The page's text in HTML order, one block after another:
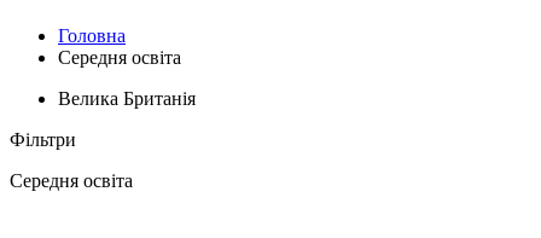
Головна
Середня освіта
Велика Британія
Фільтри
Середня освіта